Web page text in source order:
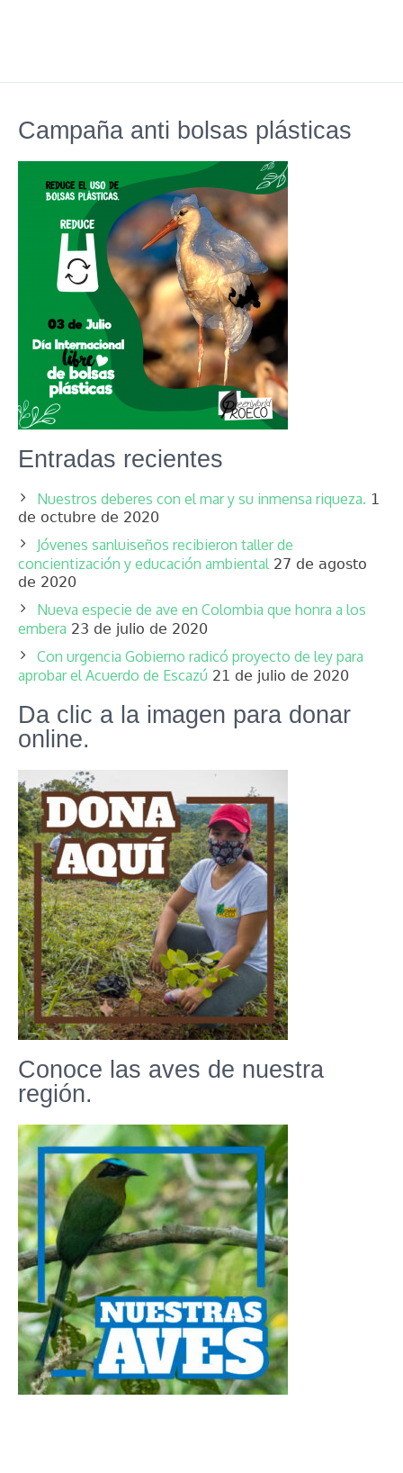
Campaña anti bolsas plásticas
Entradas recientes
Nuestros deberes con el mar y su inmensa riqueza. 1
de octubre de 2020
Jóvenes sanluiseños recibieron taller de
concientización y educación ambiental 27 de agosto
de 2020
Nueva especie de ave en Colombia que honra a los
embera 23 de julio de 2020
Con urgencia Gobierno radicó proyecto de ley para
aprobar el Acuerdo de Escazú 21 de julio de 2020
Da clic a la imagen para donar
online.
Conoce las aves de nuestra
región.